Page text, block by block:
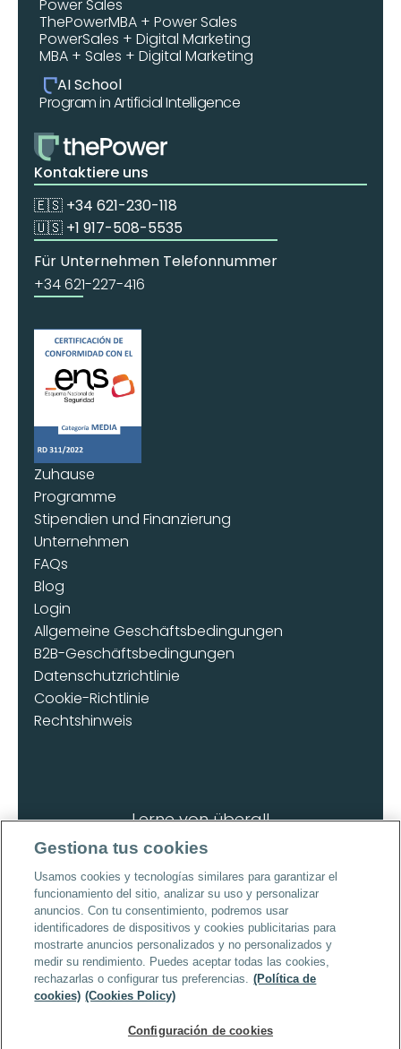
Power Sales
ThePowerMBA + Power Sales
PowerSales + Digital Marketing
MBA + Sales + Digital Marketing
AI School
Program in Artificial Intelligence
Kontaktiere uns
🇪🇸 +34 621-230-118
🇺🇸 +1 917-508-5535
Für Unternehmen Telefonnummer
+34 621-227-416
Zuhause
Programme
Stipendien und Finanzierung
Unternehmen
FAQs
Blog
Login
Allgemeine Geschäftsbedingungen
B2B-Geschäftsbedingungen
Datenschutzrichtlinie
Cookie-Richtlinie
Rechtshinweis
Lerne von überall
Lade die App herunter
Urheberrecht © 2026 | Alle Rechte
vorbehalten
Gestiona tus cookies
Usamos cookies y tecnologías similares para garantizar el
funcionamiento del sitio, analizar su uso y personalizar
anuncios. Con tu consentimiento, podremos usar
identificadores de dispositivos y cookies publicitarias para
mostrarte anuncios personalizados y no personalizados y
medir su rendimiento. Puedes aceptar todas las cookies,
rechazarlas o configurar tus preferencias. (Política de
cookies) (Cookies Policy)
Configuración de cookies